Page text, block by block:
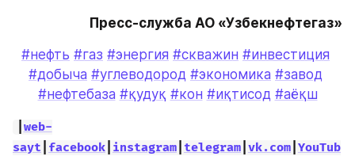
Пресс-служба АО «Узбекнефтегаз»
#нефть #газ #энергия #скважин #инвестиция
#добыча #углеводород #экономика #завод
#нефтебаза #қудуқ #кон #иқтисод #аёқш
web-
sayt facebook instagram telegram vk.com YouTub